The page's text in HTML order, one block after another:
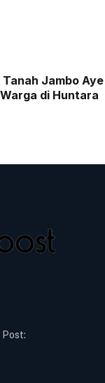
Tanah Jambo
di Huntara
Post: